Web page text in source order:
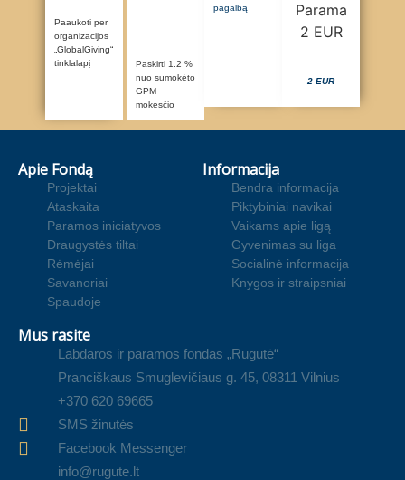
Paaukoti per
organizacijos
„GlobalGiving“
tinklalapį
Paskirti 1.2 %
nuo sumokėto
GPM
mokesčio
pagalbą
2 EUR
Apie Fondą
Projektai
Ataskaita
Paramos iniciatyvos
Draugystės tiltai
Rėmėjai
Savanoriai
Spaudoje
Informacija
Bendra informacija
Piktybiniai navikai
Vaikams apie ligą
Gyvenimas su liga
Socialinė informacija
Knygos ir straipsniai
Mus rasite
Labdaros ir paramos fondas „Rugutė“
Pranciškaus Smuglevičiaus g. 45, 08311 Vilnius
+370 620 69665
SMS žinutės
Facebook Messenger
info@rugute.lt